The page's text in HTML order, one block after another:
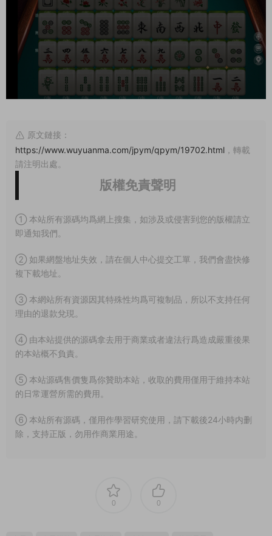
原文鏈接：
https://www.wuyuanma.com/jpym/qpym/19702.html ，轉載
請注明出處。
版權免責聲明
① 本站所有源碼均爲網上搜集，如涉及或侵害到您的版權請立
即通知我們。
② 如果網盤地址失效，請在個人中心提交工單，我們會盡快修
複下載地址。
③ 本網站所有資源因其特殊性均爲可複制品，所以不支持任何
理由的退款兌現。
④ 由本站提供的源碼拿去用于商業或者違法行爲造成嚴重後果
的本站概不負責。
⑤ 本站源碼售價隻爲你贊助本站，收取的費用僅用于維持本站
的日常運營所需的費用。
⑥ 本站所有源碼，僅用作學習研究使用，請下載後24小時内删
除，支持正版，勿用作商業用途。
0 0